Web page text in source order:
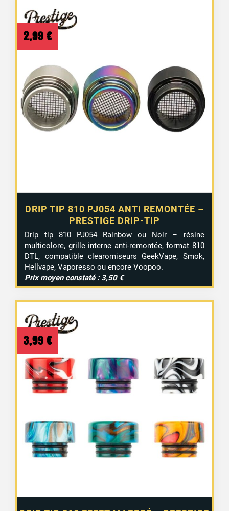
DRIP TIP 810 PJ054 ANTI REMONTÉE –
PRESTIGE DRIP-TIP
2,99 €
Drip tip 810 PJ054 Rainbow ou Noir – résine
multicolore, grille interne anti-remontée, format 810
DTL, compatible clearomiseurs GeekVape, Smok,
Hellvape, Vaporesso ou encore Voopoo.
Prix moyen constaté : 3,50 €
3,99 €